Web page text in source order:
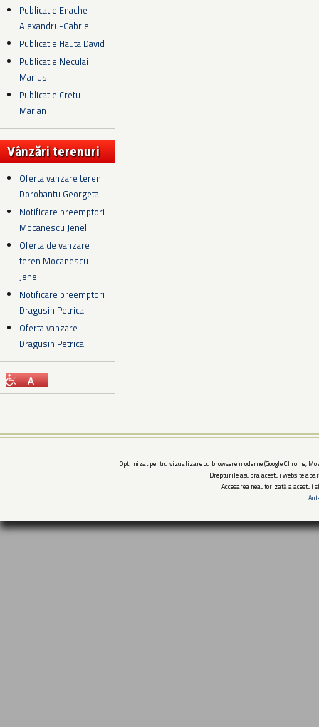
Publicatie Enache
Alexandru-Gabriel
Publicatie Hauta David
Publicatie Neculai
Marius
Publicatie Cretu
Marian
Vânzări terenuri
Oferta vanzare teren
Dorobantu Georgeta
Notificare preemptori
Mocanescu Jenel
Oferta de vanzare
teren Mocanescu
Jenel
Notificare preemptori
Dragusin Petrica
Oferta vanzare
Dragusin Petrica
Optimizat pentru vizualizare cu browsere moderne (Google Chrome,
Drepturile asupra acestui website
Accesarea neautorizată a acestui